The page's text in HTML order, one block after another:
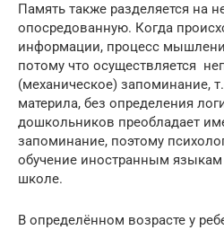
Память также разделяется на
опосредованную. Когда
информации, процесс
потому что осуществляется
(механическое) запоминание,
материла, без определения
дошкольников преобладает
запоминание, поэтому
обучение иностранным
школе.
В определённом возрасте у